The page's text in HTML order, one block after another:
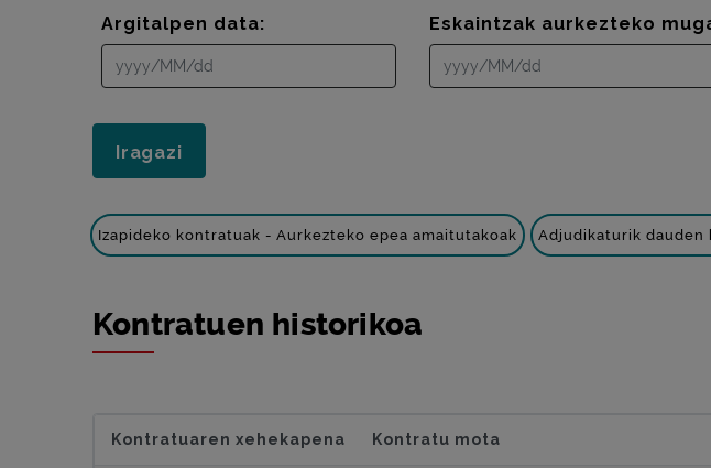
Argitalpen data: Eskaintzak aurkezteko
Izapideko kontratuak - Aurkezteko epea amaitutakoak Adjudikaturik dauden
Kontratuen historikoa
Kontratuaren xehekapena Kontratu mota